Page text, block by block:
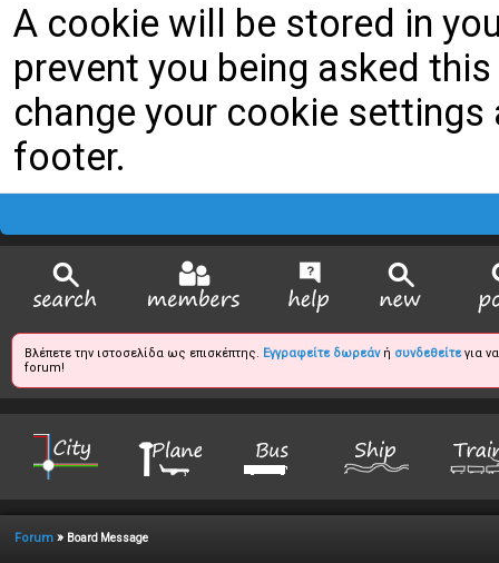
A cookie will be stored in
prevent you being asked
change your cookie
footer.
Βλέπετε την ιστοσελίδα ως επισκέπτης. Εγγραφείτε δωρεάνή συνδεθείτεγια
forum!
Forum » Board Message